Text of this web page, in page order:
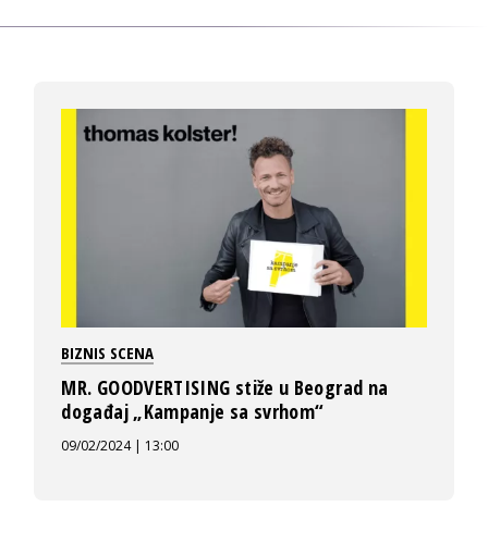
BIZNIS SCENA
MR. GOODVERTISING stiže u Beograd na
događaj „Kampanje sa svrhom“
09/02/2024 | 13:00